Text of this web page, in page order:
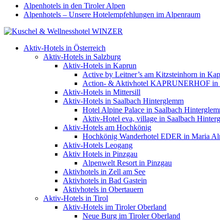
Alpenhotels in den Tiroler Alpen
Alpenhotels – Unsere Hotelempfehlungen im Alpenraum
Aktiv-Hotels in Österreich
Aktiv-Hotels in Salzburg
Aktiv-Hotels in Kaprun
Active by Leitner’s am Kitzsteinhorn in
Action- & Aktivhotel KAPRUNERHOF in
Aktiv-Hotels in Mittersill
Aktiv-Hotels in Saalbach Hinterglemm
Hotel Alpine Palace in Saalbach
Aktiv-Hotel eva, village in Saalbach
Aktiv-Hotels am Hochkönig
Hochkönig Wanderhotel EDER in Maria
Aktiv-Hotels Leogang
Aktiv Hotels in Pinzgau
Alpenwelt Resort in Pinzgau
Aktivhotels in Zell am See
Aktivhotels in Bad Gastein
Aktivhotels in Obertauern
Aktiv-Hotels in Tirol
Aktiv-Hotels im Tiroler Oberland
Neue Burg im Tiroler Oberland